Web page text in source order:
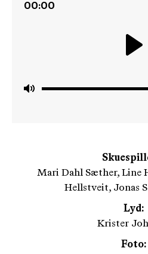
00:00
Mari Dahl Sæther, Line
Hellstveit, Jonas
Lyd:
Krister
Foto: